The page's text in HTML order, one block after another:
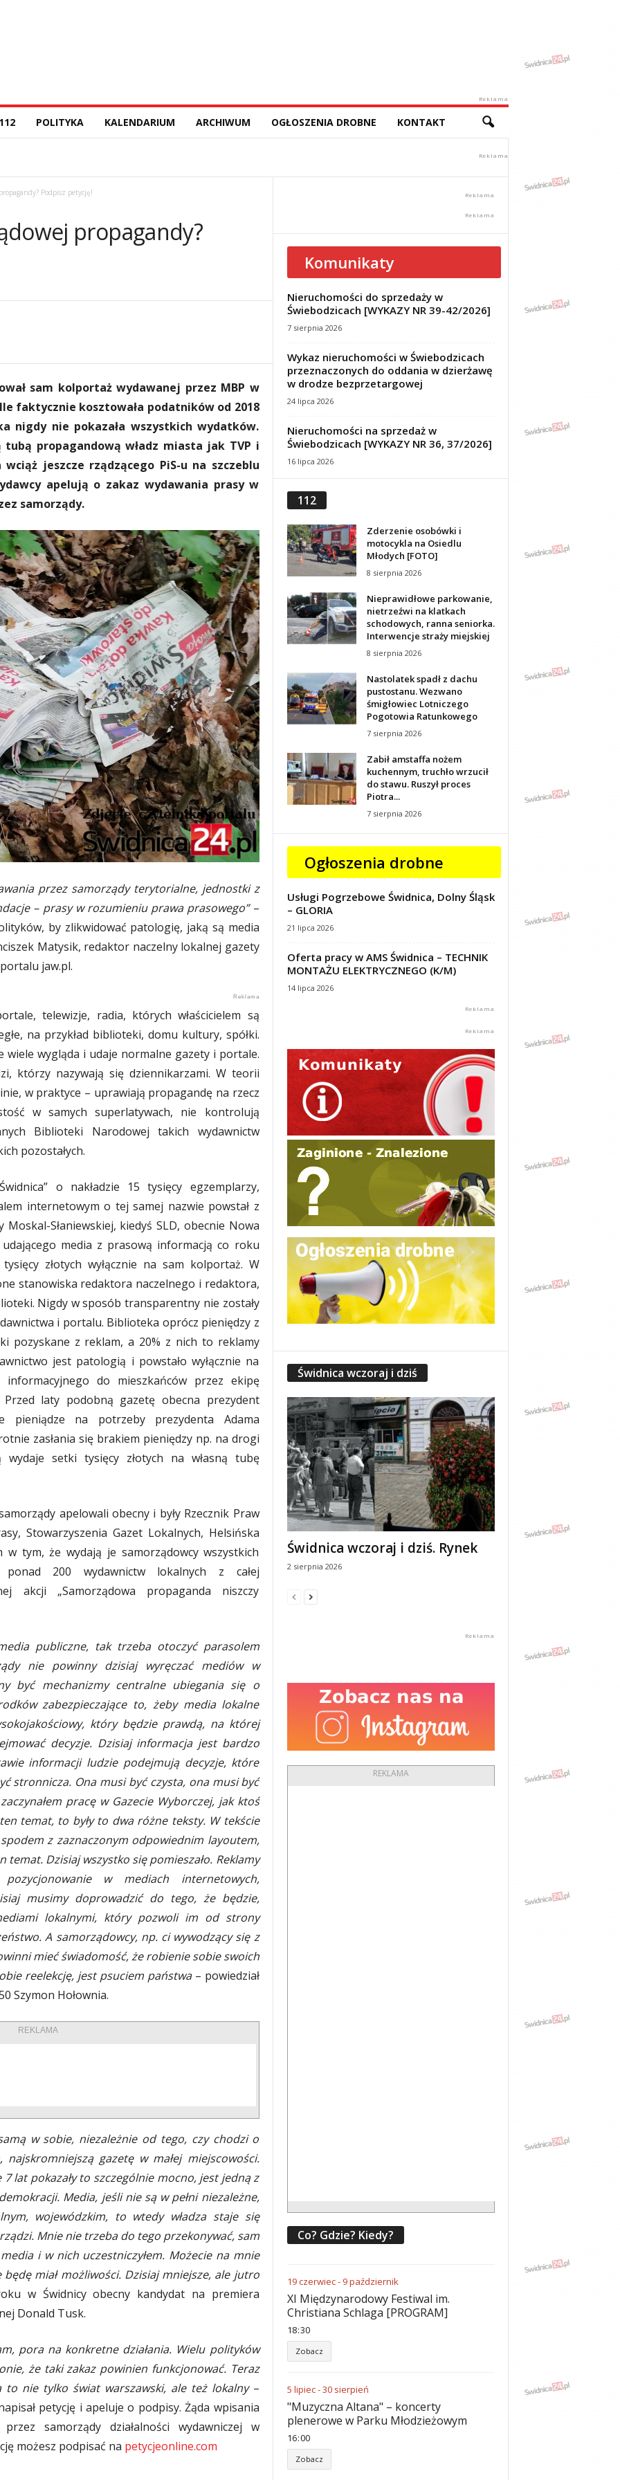
Reklama
112 POLITYKA KALENDARIUM ARCHIWUM OGŁOSZENIA DROBNE KONTAKT
Podpisz petycję!
propagandy?
sam kolportaż wydawanej przez MBP w
faktycznie kosztowała podatników od 2018
nigdy nie pokazała wszystkich wydatków.
propagandową władz miasta jak TVP i
jeszcze rządzącego PiS-u na szczeblu
apelują o zakaz wydawania prasy w
samorządy.
przez samorządy terytorialne, jednostki z
– prasy w rozumieniu prawa prasowego”–
by zlikwidować patologię, jaką są media
Matysik, redaktor naczelny lokalnej gazety
jaw.pl.
telewizje, radia, których właścicielem są
na przykład biblioteki, domu kultury, spółki.
wiele wygląda i udaje normalne gazety i portale.
którzy nazywają się dziennikarzami. W teorii
w praktyce – uprawiają propagandę na rzecz
w samych superlatywach, nie kontrolują
Biblioteki Narodowej takich wydawnictw
pozostałych.
o nakładzie 15 tysięcy egzemplarzy,
internetowym o tej samej nazwie powstał z
Słaniewskiej, kiedyś SLD, obecnie Nowa
media z prasową informacją co roku
złotych wyłącznie na sam kolportaż. W
stanowiska redaktora naczelnego i redaktora,
Nigdy w sposób transparentny nie zostały
i portalu. Biblioteka oprócz pieniędzy z
pozyskane z reklam, a 20% z nich to reklamy
jest patologią i powstało wyłącznie na
informacyjnego do mieszkańców przez ekipę
laty podobną gazetę obecna prezydent
pieniądze na potrzeby prezydenta Adama
zasłania się brakiem pieniędzy np. na drogi
setki tysięcy złotych na własną tubę
apelowali obecny i były Rzecznik Praw
Stowarzyszenia Gazet Lokalnych, Helsińska
w tym, że wydają je samorządowcy wszystkich
200 wydawnictw lokalnych z całej
akcji „Samorządowa propaganda niszczy
publiczne, tak trzeba otoczyć parasolem
nie powinny dzisiaj wyręczać mediów w
być mechanizmy centralne ubiegania się o
zabezpieczające to, żeby media lokalne
który będzie prawdą, na której
decyzje. Dzisiaj informacja jest bardzo
informacji ludzie podejmują decyzje, które
stronnicza. Ona musi być czysta, ona musi być
pracę w Gazecie Wyborczej, jak ktoś
temat, to były to dwa różne teksty. W tekście
z zaznaczonym odpowiednim layoutem,
Dzisiaj wszystko się pomieszało. Reklamy
w mediach internetowych,
musimy doprowadzić do tego, że będzie,
lokalnymi, który pozwoli im od strony
A samorządowcy, np. ci wywodzący się z
mieć świadomość, że robienie sobie swoich
reelekcję, jest psuciem państwa– powiedział
Szymon Hołownia.
REKLAMA
w sobie, niezależnie od tego, czy chodzi o
gazetę w małej miejscowości.
lat pokazały to szczególnie mocno, jest jedną z
Media, jeśli nie są w pełni niezależne,
wojewódzkim, to wtedy władza staje się
Mnie nie trzeba do tego przekonywać, sam
i w nich uczestniczyłem. Możecie na mnie
miał możliwości. Dzisiaj mniejsze, ale jutro
w Świdnicy obecny kandydat na premiera
Donald Tusk.
pora na konkretne działania. Wielu polityków
że taki zakaz powinien funkcjonować. Teraz
nie tylko świat warszawski, ale też lokalny–
petycję i apeluje o podpisy. Żąda wpisania
samorządy działalności wydawniczej w
możesz podpisać na petycjeonline.com
Komunikaty
Nieruchomości do sprzedaży w
Świebodzicach [WYKAZY NR 39-42/2026]
7 sierpnia 2026
Wykaz nieruchomości w Świebodzicach
przeznaczonych do oddania w dzierżawę
w drodze bezprzetargowej
24 lipca 2026
Nieruchomości na sprzedaż w
Świebodzicach [WYKAZY NR 36, 37/2026]
16 lipca 2026
112
Zderzenie osobówki i
motocykla na Osiedlu
Młodych [FOTO]
8 sierpnia 2026
Nieprawidłowe parkowanie,
nietrzeźwi na klatkach
schodowych, ranna seniorka.
Interwencje straży miejskiej
8 sierpnia 2026
Nastolatek spadł z dachu
pustostanu. Wezwano
śmigłowiec Lotniczego
Pogotowia Ratunkowego
7 sierpnia 2026
Zabił amstaffa nożem
kuchennym, truchło wrzucił
do stawu. Ruszył proces
Piotra...
7 sierpnia 2026
Ogłoszenia drobne
Usługi Pogrzebowe Świdnica, Dolny Śląsk
– GLORIA
21 lipca 2026
Oferta pracy w AMS Świdnica – TECHNIK
MONTAŻU ELEKTRYCZNEGO (K/M)
14 lipca 2026
Świdnica wczoraj i dziś
Świdnica wczoraj i dziś. Rynek
2 sierpnia 2026
REKLAMA
Co? Gdzie? Kiedy?
19czerwiec- 9październik
XI Międzynarodowy Festiwal im.
Christiana Schlaga [PROGRAM]
18:30
Zobacz
5 lipiec-30 sierpień
"Muzyczna Altana" – koncerty
plenerowe w Parku Młodzieżowym
16:00
Zobacz